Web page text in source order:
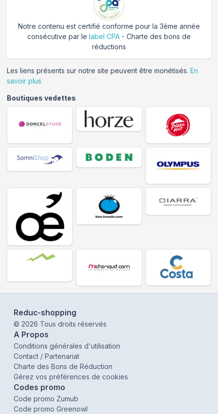
Notre contenu est certifié conforme pour la 3ème année
consécutive par le label CPA - Charte des bons de
réductions
Les liens présents sur notre site peuvent être monétisés. En
savoir plus
Boutiques vedettes
Reduc-shopping
© 2026 Tous droits réservés
A Propos
Conditions générales d'utilisation
Contact / Partenariat
Charte des Bons de Réduction
Gérez vos préférences de cookies
Codes promo
Code promo Zumub
Code promo Greenowl